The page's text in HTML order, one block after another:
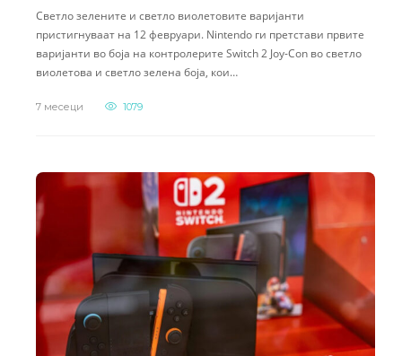
Светло зелените и светло виолетовите варијанти
пристигнуваат на 12 февруари. Nintendo ги претстави првите
варијанти во боја на контролерите Switch 2 Joy-Con во светло
виолетова и светло зелена боја, кои…
7 месеци 1079